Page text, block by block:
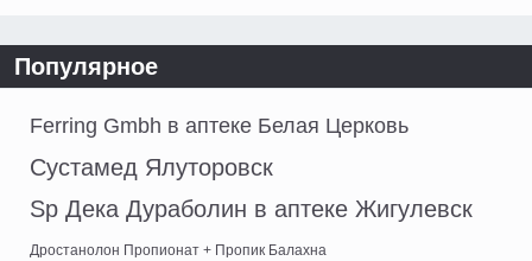
Популярное
Ferring Gmbh в аптеке Белая Церковь
Сустамед Ялуторовск
Sp Дека Дураболин в аптеке Жигулевск
Дростанолон Пропионат + Пропик Балахна